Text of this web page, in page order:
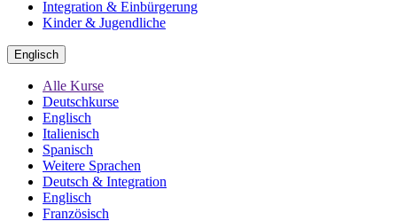
Integration & Einbürgerung
Kinder & Jugendliche
Englisch
Alle Kurse
Deutschkurse
Englisch
Italienisch
Spanisch
Weitere Sprachen
Deutsch & Integration
Englisch
Französisch